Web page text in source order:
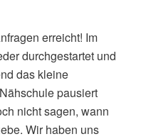
erreicht! Im
durchgestartet und
das kleine
pausiert
nicht sagen, wann
Wir haben uns